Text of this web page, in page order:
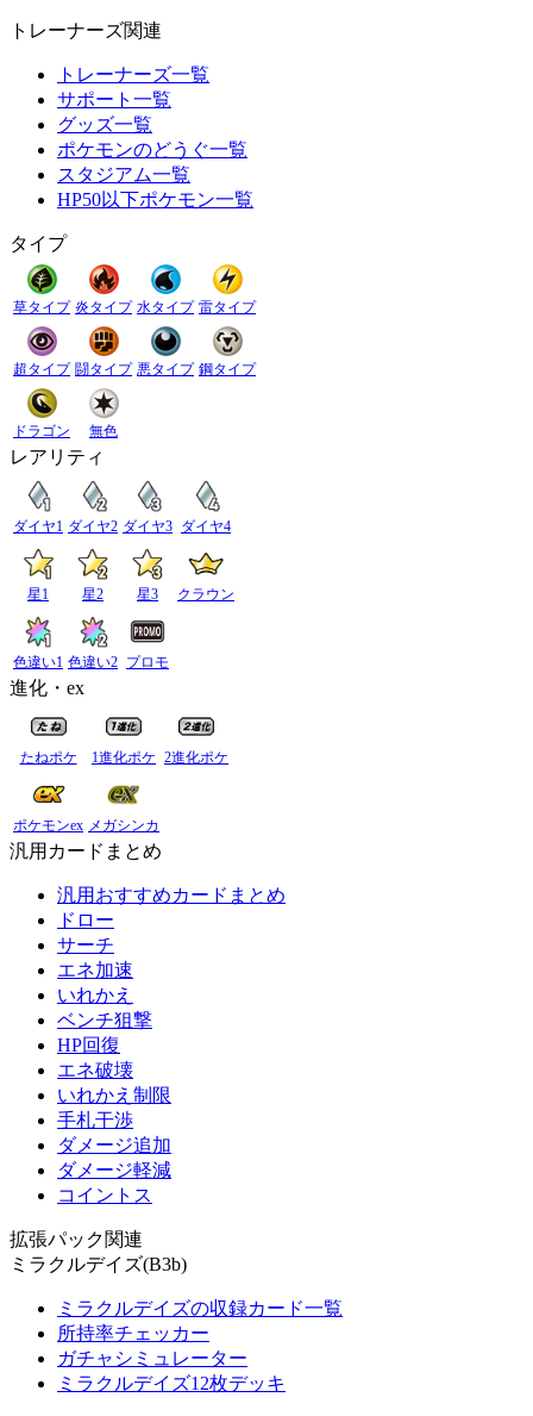
トレーナーズ関連
トレーナーズ一覧
サポート一覧
グッズ一覧
ポケモンのどうぐ一覧
スタジアム一覧
HP50以下ポケモン一覧
タイプ
草タイプ 炎タイプ 水タイプ 雷タイプ
超タイプ 闘タイプ 悪タイプ 鋼タイプ
ドラゴン 無色
レアリティ
ダイヤ1 ダイヤ2 ダイヤ3 ダイヤ4
星1 星2 星3 クラウン
色違い1 色違い2 プロモ
進化・ex
たねポケ 1進化ポケ 2進化ポケ
ポケモンex メガシンカ
汎用カードまとめ
汎用おすすめカードまとめ
ドロー
サーチ
エネ加速
いれかえ
ベンチ狙撃
HP回復
エネ破壊
いれかえ制限
手札干渉
ダメージ追加
ダメージ軽減
コイントス
拡張パック関連
ミラクルデイズ(B3b)
ミラクルデイズの収録カード一覧
所持率チェッカー
ガチャシミュレーター
ミラクルデイズ12枚デッキ